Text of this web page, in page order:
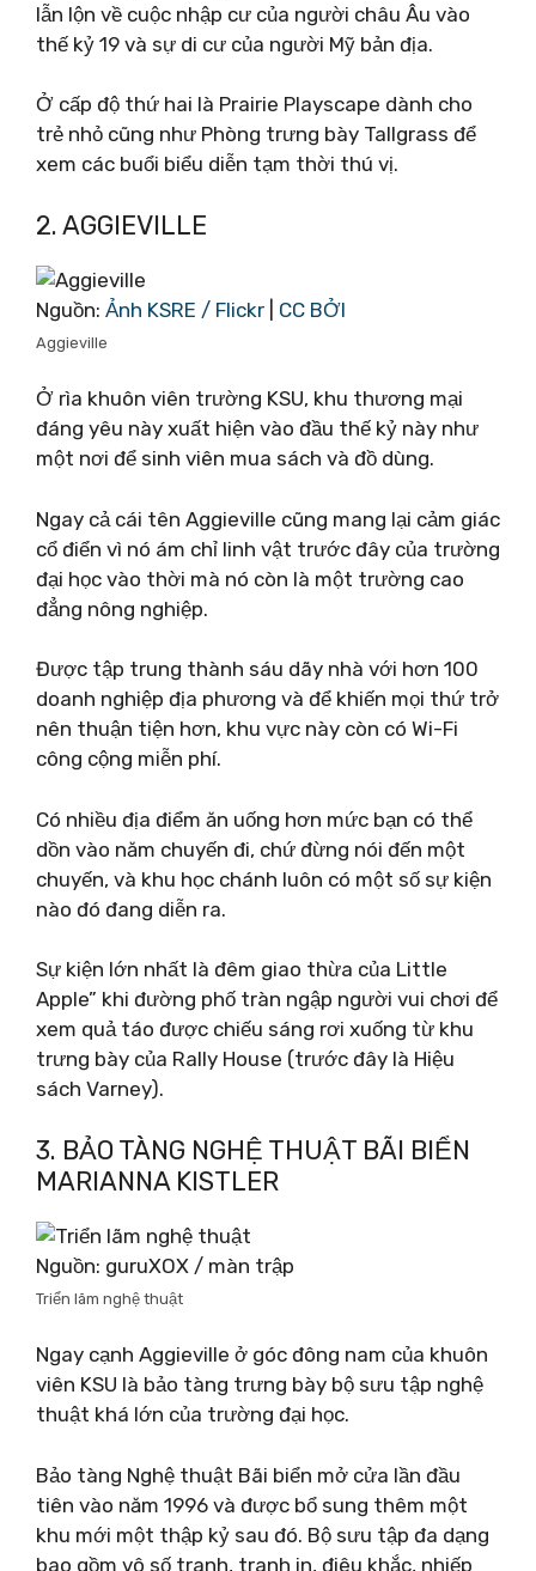
lẫn lộn về cuộc nhập cư của người châu Âu vào
thế kỷ 19 và sự di cư của người Mỹ bản địa.
Ở cấp độ thứ hai là Prairie Playscape dành cho
trẻ nhỏ cũng như Phòng trưng bày Tallgrass để
xem các buổi biểu diễn tạm thời thú vị.
2. AGGIEVILLE
Nguồn: Ảnh KSRE / Flickr CC BỞI
Aggieville
Ở rìa khuôn viên trường KSU, khu thương mại
đáng yêu này xuất hiện vào đầu thế kỷ này như
một nơi để sinh viên mua sách và đồ dùng.
Ngay cả cái tên Aggieville cũng mang lại cảm giác
cổ điển vì nó ám chỉ linh vật trước đây của trường
đại học vào thời mà nó còn là một trường cao
đẳng nông nghiệp.
Được tập trung thành sáu dãy nhà với hơn 100
doanh nghiệp địa phương và để khiến mọi thứ trở
nên thuận tiện hơn, khu vực này còn có Wi-Fi
công cộng miễn phí.
Có nhiều địa điểm ăn uống hơn mức bạn có thể
dồn vào năm chuyến đi, chứ đừng nói đến một
chuyến, và khu học chánh luôn có một số sự kiện
nào đó đang diễn ra.
Sự kiện lớn nhất là đêm giao thừa của Little
Apple” khi đường phố tràn ngập người vui chơi để
xem quả táo được chiếu sáng rơi xuống từ khu
trưng bày của Rally House (trước đây là Hiệu
sách Varney).
3. BẢO TÀNG NGHỆ THUẬT BÃI BIỂN
MARIANNA KISTLER
Nguồn: guruXOX / màn trập
Triển lãm nghệ thuật
Ngay cạnh Aggieville ở góc đông nam của khuôn
viên KSU là bảo tàng trưng bày bộ sưu tập nghệ
thuật khá lớn của trường đại học.
Bảo tàng Nghệ thuật Bãi biển mở cửa lần đầu
tiên vào năm 1996 và được bổ sung thêm một
khu mới một thập kỷ sau đó. Bộ sưu tập đa dạng
bao gồm vô số tranh, tranh in, điêu khắc, nhiếp